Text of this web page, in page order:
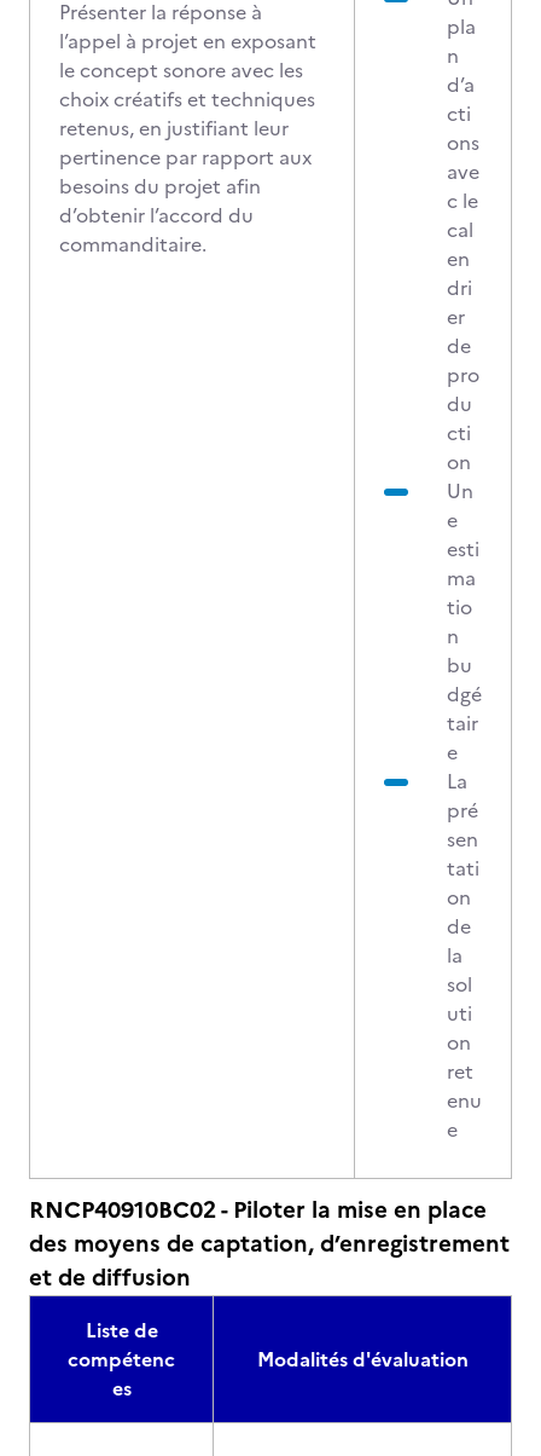
Présenter la réponse à
l’appel à projet en exposant
le concept sonore avec les
choix créatifs et techniques
retenus, en justifiant leur
pertinence par rapport aux
besoins du projet afin
d’obtenir l’accord du
commanditaire.
pla
n
d’a
cti
ons
ave
c le
cal
en
dri
er
de
pro
du
cti
on
Un
e
esti
ma
tio
n
bu
dgé
tair
e
La
pré
sen
tati
on
de
la
sol
uti
on
ret
enu
e
RNCP40910BC02 - Piloter la mise en place
des moyens de captation, d’enregistrement
et de diffusion
Liste de
compétenc
es
Modalités d'évaluation